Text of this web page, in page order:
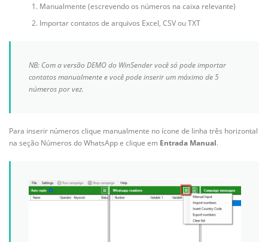
Manualmente (escrevendo os números na caixa relevante)
Importar contatos de arquivos Excel, CSV ou TXT
NB: Com a versão DEMO do WinSender você só pode importar
contatos manualmente e você pode inserir um máximo de 5
números por vez.
Para inserir números clique manualmente no ícone de linha três horizontal
na seção Números do WhatsApp e clique em Entrada Manual.